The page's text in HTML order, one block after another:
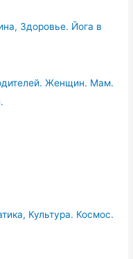
Здоровье. Йога в
Женщин. Мам.
Культура. Космос.